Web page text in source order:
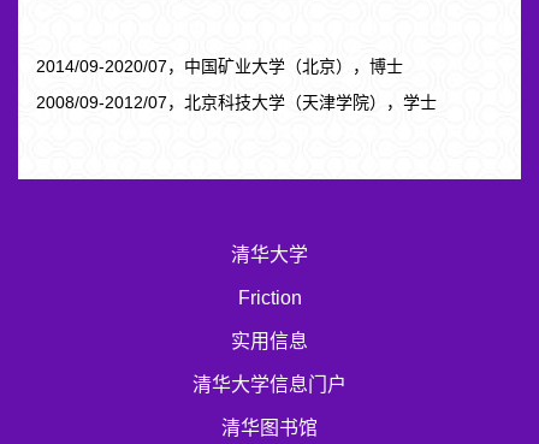
2014/09-2020/07，中国矿业大学（北京），博士
2008/09-2012/07，北京科技大学（天津学院），学士
清华大学
Friction
实用信息
清华大学信息门户
清华图书馆